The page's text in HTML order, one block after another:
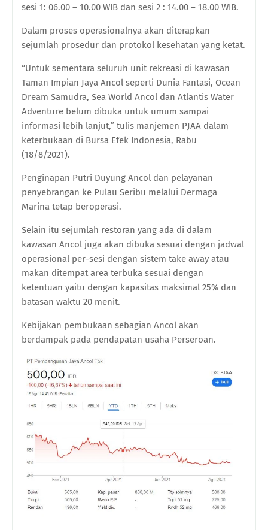
sesi 1: 06.00 – 10.00 WIB dan sesi 2 : 14.00 – 18.00 WIB.
Dalam proses operasionalnya akan diterapkan
sejumlah prosedur dan protokol kesehatan yang ketat.
“Untuk sementara seluruh unit rekreasi di kawasan
Taman Impian Jaya Ancol seperti Dunia Fantasi, Ocean
Dream Samudra, Sea World Ancol dan Atlantis Water
Adventure belum dibuka untuk umum sampai
informasi lebih lanjut,” tulis manjemen PJAA dalam
keterbukaan di Bursa Efek Indonesia, Rabu
(18/8/2021).
Penginapan Putri Duyung Ancol dan pelayanan
penyebrangan ke Pulau Seribu melalui Dermaga
Marina tetap beroperasi.
Selain itu sejumlah restoran yang ada di dalam
kawasan Ancol juga akan dibuka sesuai dengan jadwal
operasional per-sesi dengan sistem take away atau
makan ditempat area terbuka sesuai dengan
ketentuan yaitu dengan kapasitas maksimal 25% dan
batasan waktu 20 menit.
Kebijakan pembukaan sebagian Ancol akan
berdampak pada pendapatan usaha Perseroan.